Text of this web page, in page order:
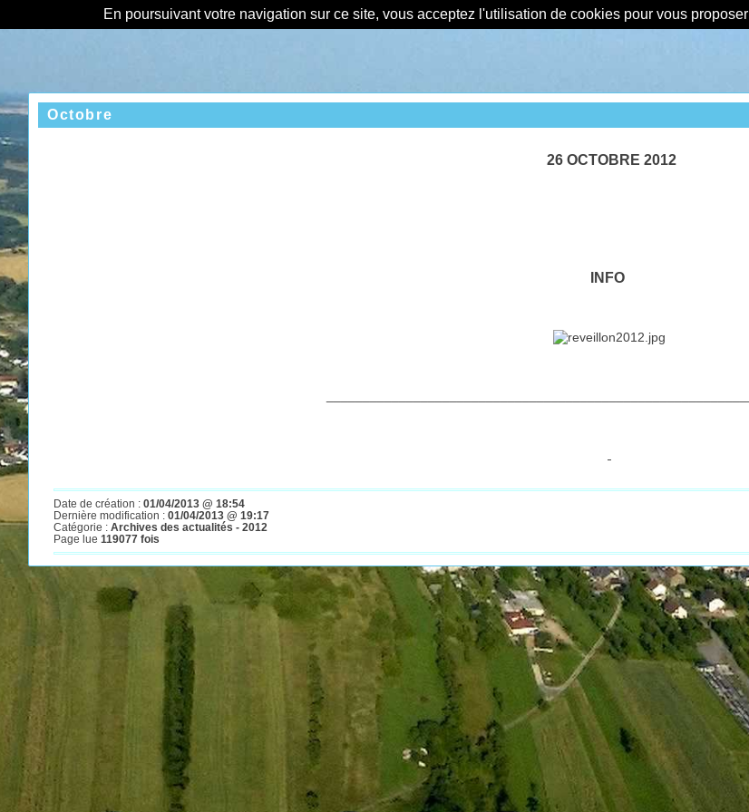
En poursuivant votre navigation sur ce site, vous acceptez l'utilisation de cookies pour vous
Octobre
26 OCTOBRE 2012
INFO
Date de création : 01/04/2013 @ 18:54
Dernière modification : 01/04/2013 @ 19:17
Catégorie : Archives des actualités - 2012
Page lue 119077 fois